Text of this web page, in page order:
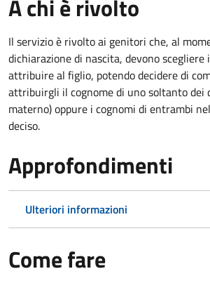
A chi è rivolto
Il servizio è rivolto ai genitori che, al
dichiarazione di nascita, devono scegliere
attribuire al figlio, potendo decidere di
attribuirgli il cognome di uno soltanto dei
materno) oppure i cognomi di entrambi
deciso.
Approfondimenti
Ulteriori informazioni
Come fare